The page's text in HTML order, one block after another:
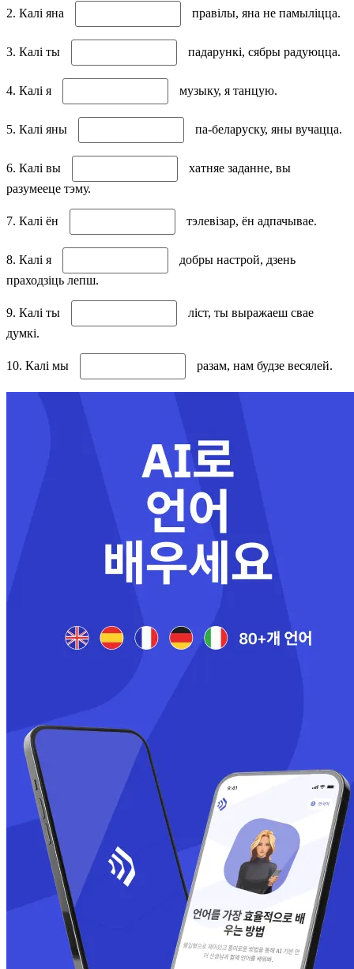
2. Калі яна правілы, яна не памыліцца.
3. Калі ты падарункі, сябры радуюцца.
4. Калі я музыку, я танцую.
5. Калі яны па-беларуску, яны вучацца.
6. Калі вы
хатняе заданне, вы
разумееце тэму.
7. Калі ён тэлевізар, ён адпачывае.
8. Калі я
добры настрой, дзень
праходзіць лепш.
9. Калі ты
ліст, ты выражаеш свае
думкі.
10. Калі мы разам, нам будзе весялей.